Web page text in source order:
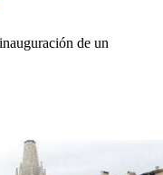
de un